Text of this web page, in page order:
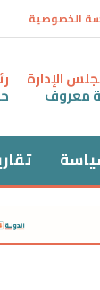
الخصوصية
الإدارة
معروف